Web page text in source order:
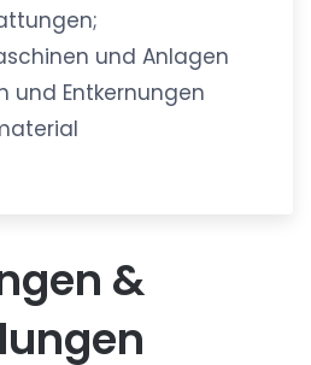
und Anlagen
und Entkernungen
&